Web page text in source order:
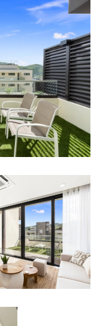
avec vue sur
Bay, proche des
et attractions
idéal de confort et
pour explorer l’île
après vos
et vivez le meilleur